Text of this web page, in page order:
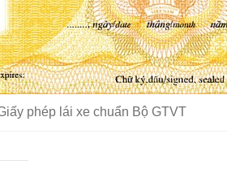
phép lái xe chuẩn Bộ GTVT